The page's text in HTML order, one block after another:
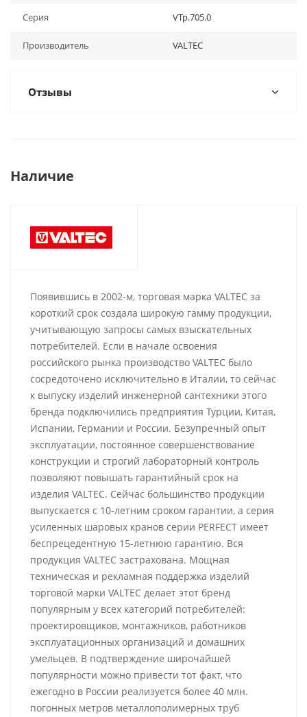
Серия VTp.705.0
Производитель VALTEC
Отзывы
Наличие
Появившись в 2002-м, торговая марка VALTEC за
короткий срок создала широкую гамму продукции,
учитывающую запросы самых взыскательных
потребителей. Если в начале освоения
российского рынка производство VALTEC было
сосредоточено исключительно в Италии, то сейчас
к выпуску изделий инженерной сантехники этого
бренда подключились предприятия Турции, Китая,
Испании, Германии и России. Безупречный опыт
эксплуатации, постоянное совершенствование
конструкции и строгий лабораторный контроль
позволяют повышать гарантийный срок на
изделия VALTEC. Сейчас большинство продукции
выпускается с 10-летним сроком гарантии, а серия
усиленных шаровых кранов серии PERFECT имеет
беспрецедентную 15-летнюю гарантию. Вся
продукция VALTEC застрахована. Мощная
техническая и рекламная поддержка изделий
торговой марки VALTEC делает этот бренд
популярным у всех категорий потребителей:
проектировщиков, монтажников, работников
эксплуатационных организаций и домашних
умельцев. В подтверждение широчайшей
популярности можно привести тот факт, что
ежегодно в России реализуется более 40 млн.
погонных метров металлополимерных труб